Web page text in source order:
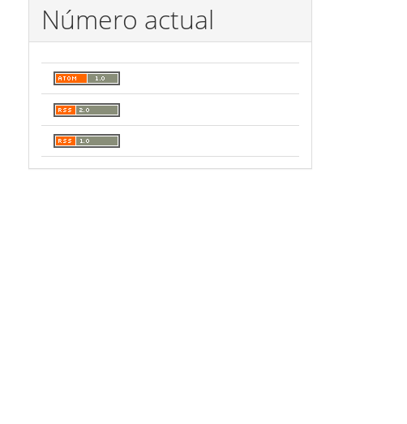
Número actual